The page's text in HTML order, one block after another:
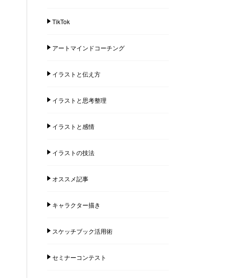
TikTok
アートマインドコーチング
イラストと伝え方
イラストと思考整理
イラストと感情
イラストの技法
オススメ記事
キャラクター描き
スケッチブック活用術
セミナーコンテスト